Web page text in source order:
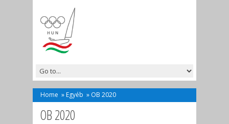
Home » Egyéb » OB 2020
OB 2020